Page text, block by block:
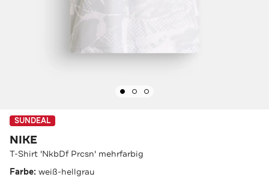
SUNDEAL
NIKE
T-Shirt 'NkbDf Prcsn' mehrfarbig
Farbe: weiß-hellgrau